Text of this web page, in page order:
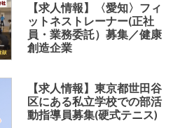
【求人情報】〈愛知〉フィ
ットネストレーナー(正社
員・業務委託）募集／健康
創造企業
【求人情報】東京都世田谷
区にある私立学校での部活
動指導員募集(硬式テニス)